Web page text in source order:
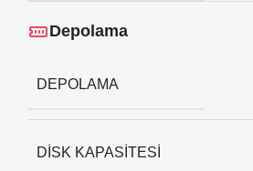
Depolama
DEPOLAMA
DISK KAPASITESI